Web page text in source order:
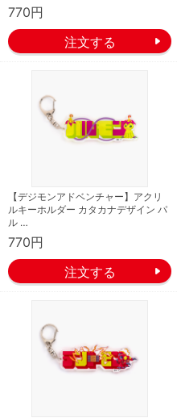
770円
【デジモンアドベンチャー】アクリ
ルキーホルダー カタカナデザイン パ
ル …
770円